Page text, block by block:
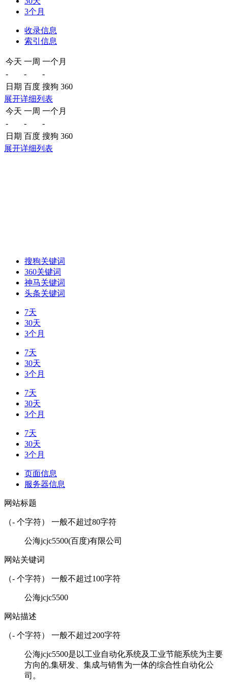
3个月
收录信息
索引信息
今天 一周 一个月
-
-
-
日期 百度 搜狗 360
展开详细列表
今天 一周 一个月
-
-
-
日期 百度 搜狗 360
展开详细列表
搜狗关键词
360关键词
神马关键词
头条关键词
7天
30天
3个月
7天
30天
3个月
7天
30天
3个月
7天
30天
3个月
页面信息
服务器信息
网站标题
（- 个字符） 一般不超过80字符
公海jcjc5500(百度)有限公司
网站关键词
（- 个字符） 一般不超过100字符
公海jcjc5500
网站描述
（- 个字符） 一般不超过200字符
公海jcjc5500是以工业自动化系统及工业节能系统为主要
方向的,集研发、集成与销售为一体的综合性自动化公
司。